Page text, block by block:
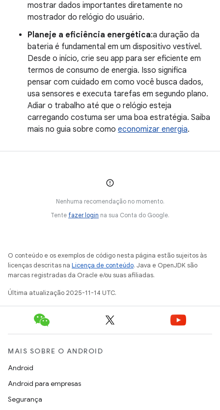
mostrar dados importantes diretamente no
mostrador do relógio do usuário.
Planeje a eficiência energética:a duração da
bateria é fundamental em um dispositivo vestível.
Desde o início, crie seu app para ser eficiente em
termos de consumo de energia. Isso significa
pensar com cuidado em como você busca dados,
usa sensores e executa tarefas em segundo plano.
Adiar o trabalho até que o relógio esteja
carregando costuma ser uma boa estratégia. Saiba
mais no guia sobre como economizar energia.
Nenhuma recomendação no momento.
Tente fazer login na sua Conta do Google.
O conteúdo e os exemplos de código nesta página estão sujeitos às
licenças descritas na Licença de conteúdo. Java e OpenJDK são
marcas registradas da Oracle e/ou suas afiliadas.
Última atualização 2025-11-14 UTC.
MAIS SOBRE O ANDROID
Android
Android para empresas
Segurança